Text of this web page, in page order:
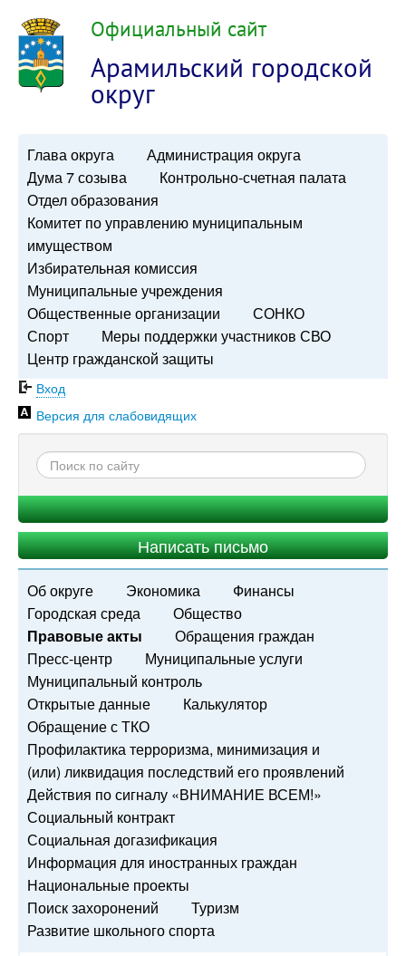
Официальный сайт
Арамильский городской
округ
Глава округа
Администрация округа
Дума 7 созыва
Контрольно-счетная палата
Отдел образования
Комитет по управлению муниципальным
имуществом
Избирательная комиссия
Муниципальные учреждения
Общественные организации
СОНКО
Спорт
Меры поддержки участников СВО
Центр гражданской защиты
Вход
Версия для слабовидящих
Написать письмо
Об округе Экономика
Финансы
Городская среда
Общество
Правовые акты
Обращения граждан
Пресс-центр
Муниципальные услуги
Муниципальный контроль
Открытые данные
Калькулятор
Обращение с ТКО
Профилактика терроризма, минимизация и
(или) ликвидация последствий его проявлений
Действия по сигналу «ВНИМАНИЕ ВСЕМ!»
Социальный контракт
Социальная догазификация
Информация для иностранных граждан
Национальные проекты
Поиск захоронений
Туризм
Развитие школьного спорта